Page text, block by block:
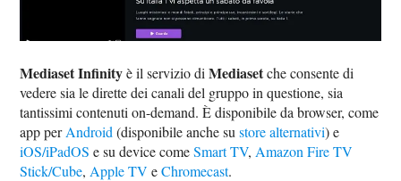
Mediaset Infinityè il servizio diMediasetche consente di
vedere sia le dirette dei canali del gruppo in questione, sia
tantissimi contenuti on-demand. È disponibile da browser, come
app perAndroid (disponibile anche sustore alternativi) e
iOS/iPadOS e su device comeSmart TV, Amazon Fire TV
Stick/Cube, Apple TV eChromecast.